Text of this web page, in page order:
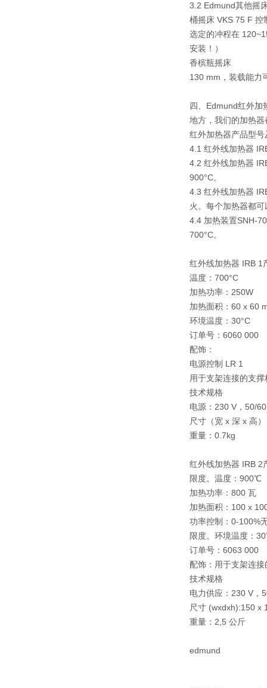
3.2 Edmund其他摇
桶摇床 VKS 75 F
选定的冲程在
安装！）
香槟瓶摇床 特点
130 mm，装载能力
四、Edmund红外加
地方，我们的加热
红外加热器产品型
4.1 红外线加热器
4.2 红外线加热器
900°C。
4.3 红外线加热器
火。每个加热器都
4.4 加热装置SNH-
700°C。
红外线加热器 IRB 1
温度：700°C
加热功率：250W
加热面积：60 x 60
环境温度：30°C
订单号：6060 000
配饰：
电源控制 LR 1
用于支架连接的支撑
技术规格
电源：230 V，50/
尺寸（宽 x 深 x 高
重量：0.7kg
红外线加热器 IRB 2
限度。温度： 900℃
加热功率： 800 瓦
加热面积： 100 x
功率控制： 0-100%
限度。环境温度：
订单号： 6063 000
配饰： 用于支架连
技术规格
电力供应： 230 V，
尺寸 (wxdxh):150 x
重量： 2,5 公斤
edmund